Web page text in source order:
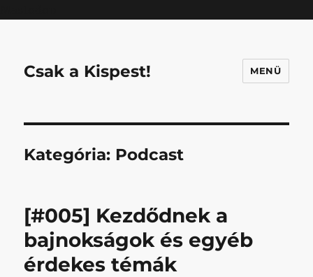
Csak a Kispest! MENÜ
Kategória: Podcast
[#005] Kezdődnek a
bajnokságok és egyéb
érdekes témák